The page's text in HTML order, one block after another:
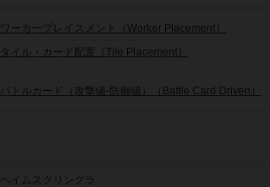
ワーカープレイスメント（Worker Placement）
タイル・カード配置（Tile Placement）
バトルカード（攻撃値-防御値）（Battle Card Driven）
ヘイムスクリングラ